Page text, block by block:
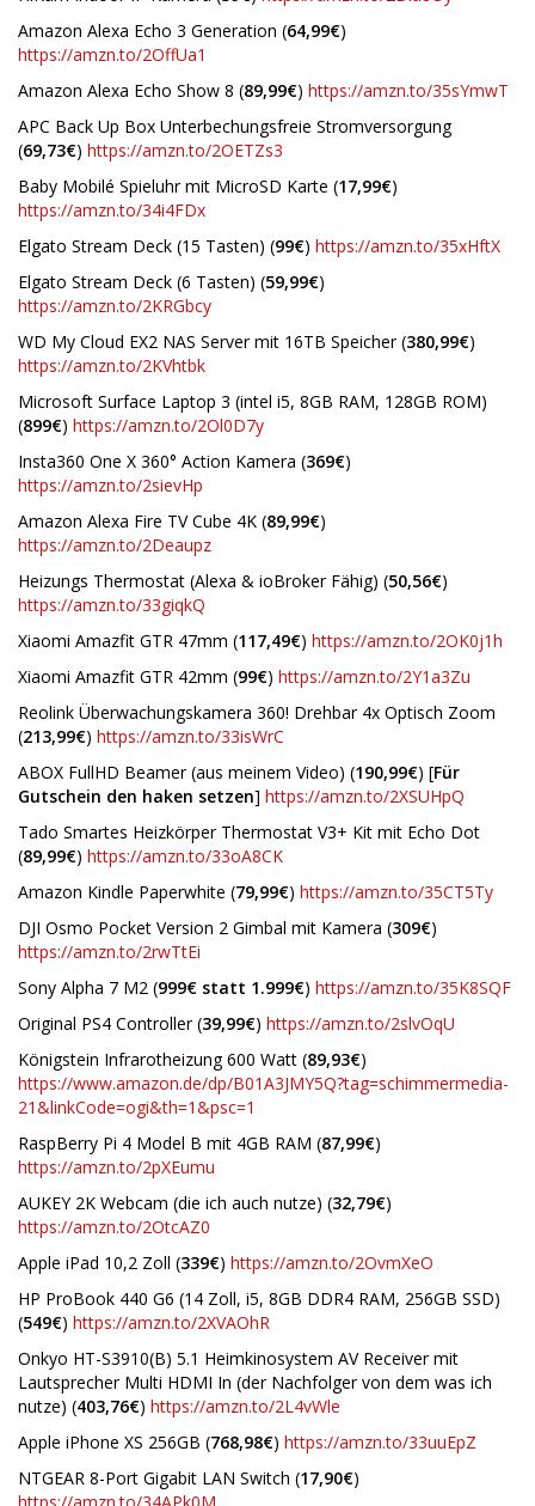
Amazon Alexa Echo 3 Generation (64,99€)
https://amzn.to/2OffUa1
Amazon Alexa Echo Show 8 (89,99€) https://amzn.to/35sYmwT
APC Back Up Box Unterbechungsfreie Stromversorgung
(69,73€) https://amzn.to/2OETZs3
Baby Mobilé Spieluhr mit MicroSD Karte (17,99€)
https://amzn.to/34i4FDx
Elgato Stream Deck (15 Tasten) (99€) https://amzn.to/35xHftX
Elgato Stream Deck (6 Tasten) (59,99€)
https://amzn.to/2KRGbcy
WD My Cloud EX2 NAS Server mit 16TB Speicher (380,99€)
https://amzn.to/2KVhtbk
Microsoft Surface Laptop 3 (intel i5, 8GB RAM, 128GB ROM)
(899€) https://amzn.to/2Ol0D7y
Insta360 One X 360° Action Kamera (369€)
https://amzn.to/2sievHp
Amazon Alexa Fire TV Cube 4K (89,99€)
https://amzn.to/2Deaupz
Heizungs Thermostat (Alexa & ioBroker Fähig) (50,56€)
https://amzn.to/33giqkQ
Xiaomi Amazfit GTR 47mm (117,49€) https://amzn.to/2OK0j1h
Xiaomi Amazfit GTR 42mm (99€) https://amzn.to/2Y1a3Zu
Reolink Überwachungskamera 360! Drehbar 4x Optisch Zoom
(213,99€) https://amzn.to/33isWrC
ABOX FullHD Beamer (aus meinem Video) (190,99€) [Für
Gutschein den haken setzen] https://amzn.to/2XSUHpQ
Tado Smartes Heizkörper Thermostat V3+ Kit mit Echo Dot
(89,99€) https://amzn.to/33oA8CK
Amazon Kindle Paperwhite (79,99€) https://amzn.to/35CT5Ty
DJI Osmo Pocket Version 2 Gimbal mit Kamera (309€)
https://amzn.to/2rwTtEi
Sony Alpha 7 M2 (999€ statt 1.999€) https://amzn.to/35K8SQF
Original PS4 Controller (39,99€) https://amzn.to/2slvOqU
Königstein Infrarotheizung 600 Watt (89,93€)
https://www.amazon.de/dp/B01A3JMY5Q?tag=schimmermedia-
21&linkCode=ogi&th=1&psc=1
RaspBerry Pi 4 Model B mit 4GB RAM (87,99€)
https://amzn.to/2pXEumu
AUKEY 2K Webcam (die ich auch nutze) (32,79€)
https://amzn.to/2OtcAZ0
Apple iPad 10,2 Zoll (339€) https://amzn.to/2OvmXeO
HP ProBook 440 G6 (14 Zoll, i5, 8GB DDR4 RAM, 256GB SSD)
(549€) https://amzn.to/2XVAOhR
Onkyo HT-S3910(B) 5.1 Heimkinosystem AV Receiver mit
Lautsprecher Multi HDMI In (der Nachfolger von dem was ich
nutze) (403,76€) https://amzn.to/2L4vWle
Apple iPhone XS 256GB (768,98€) https://amzn.to/33uuEpZ
NTGEAR 8-Port Gigabit LAN Switch (17,90€)